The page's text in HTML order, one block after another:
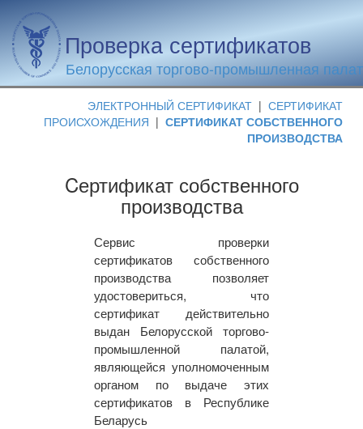
Проверка сертификатов
Белорусская торгово-промышленная
ЭЛЕКТРОННЫЙ СЕРТИФИКАТ | СЕРТИФИКАТ
ПРОИСХОЖДЕНИЯ | СЕРТИФИКАТ СОБСТВЕННОГО
ПРОИЗВОДСТВА
Cертификат собственного
производства
Сервис проверки
сертификатов собственного
производства позволяет
удостовериться, что
сертификат действительно
выдан Белорусской торгово-
промышленной палатой,
являющейся уполномоченным
органом по выдаче этих
сертификатов в Республике
Беларусь